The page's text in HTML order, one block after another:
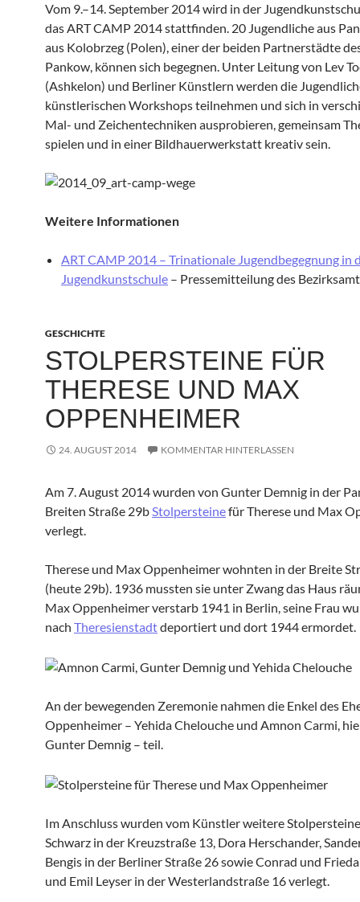
Vom 9.–14. September 2014 wird in der
das ART CAMP 2014 stattfinden. 20 Jugendliche aus
aus Kolobrzeg (Polen), einer der beiden Partnerstädte
Pankow, können sich begegnen. Unter Leitung von Lev
(Ashkelon) und Berliner Künstlern werden die
künstlerischen Workshops teilnehmen und sich in
Mal- und Zeichentechniken ausprobieren, gemeinsam
spielen und in einer Bildhauerwerkstatt kreativ sein.
Weitere Informationen
ART CAMP 2014 – Trinationale Jugendbegegnung in
Jugendkunstschule – Pressemitteilung des
GESCHICHTE
STOLPERSTEINE FÜR
THERESE UND MAX
OPPENHEIMER
24. AUGUST 2014 KOMMENTAR HINTERLASSEN
Am 7. August 2014 wurden von Gunter Demnig in der
Breiten Straße 29bStolpersteinefür Therese und Max
verlegt.
Therese und Max Oppenheimer wohnten in der Breite
(heute 29b). 1936 mussten sie unter Zwang das Haus
Max Oppenheimer verstarb 1941 in Berlin, seine Frau
nach Theresienstadtdeportiert und dort 1944 ermordet.
An der bewegenden Zeremonie nahmen die Enkel des
Oppenheimer – Yehida Chelouche und Amnon Carmi,
Gunter Demnig – teil.
Im Anschluss wurden vom Künstler weitere
Schwarz in der Kreuzstraße 13, Dora Herschander,
Bengis in der Berliner Straße 26 sowie Conrad und
und Emil Leyser in der Westerlandstraße 16 verlegt.